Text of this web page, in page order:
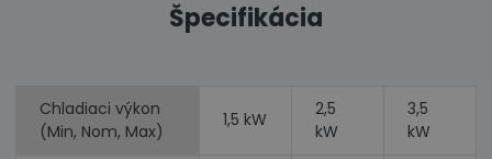
Špecifikácia
Chladiaci výkon
(Min, Nom, Max)
1,5 kW
2,5
kW
3,5
kW